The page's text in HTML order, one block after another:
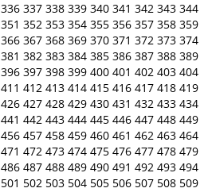
336 337 338 339 340 341 342 343 344
351 352 353 354 355 356 357 358 359
366 367 368 369 370 371 372 373 374
381 382 383 384 385 386 387 388 389
396 397 398 399 400 401 402 403 404
411 412 413 414 415 416 417 418 419
426 427 428 429 430 431 432 433 434
441 442 443 444 445 446 447 448 449
456 457 458 459 460 461 462 463 464
471 472 473 474 475 476 477 478 479
486 487 488 489 490 491 492 493 494
501 502 503 504 505 506 507 508 509